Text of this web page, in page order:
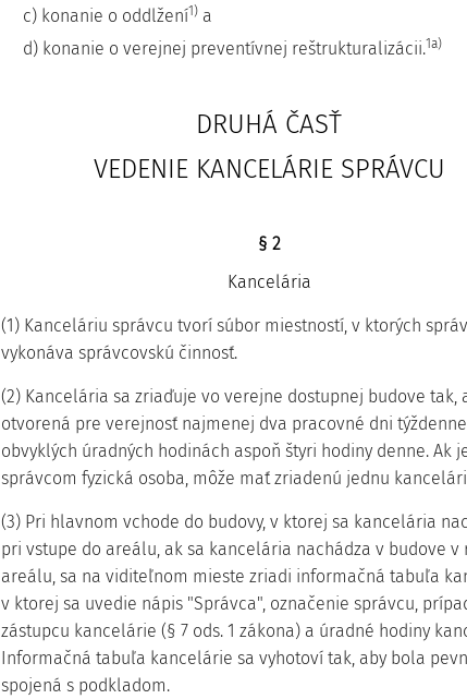
c) konanie o oddlžení1)a
d) konanie o verejnej preventívnej reštrukturalizácii.1a)
DRUHÁ ČASŤ
VEDENIE KANCELÁRIE SPRÁVCU
§ 2
Kancelária
(1) Kanceláriu správcu tvorí súbor miestností, v ktorých
vykonáva správcovskú činnosť.
(2) Kancelária sa zriaďuje vo verejne dostupnej budove tak,
otvorená pre verejnosť najmenej dva pracovné dni
obvyklých úradných hodinách aspoň štyri hodiny denne. Ak
správcom fyzická osoba, môže mať zriadenú jednu
(3) Pri hlavnom vchode do budovy, v ktorej sa kancelária
pri vstupe do areálu, ak sa kancelária nachádza v budove v
areálu, sa na viditeľnom mieste zriadi informačná tabuľa
v ktorej sa uvedie nápis "Správca", označenie správcu,
zástupcu kancelárie (§ 7 ods. 1 zákona) a úradné hodiny
Informačná tabuľa kancelárie sa vyhotoví tak, aby bola
spojená s podkladom.